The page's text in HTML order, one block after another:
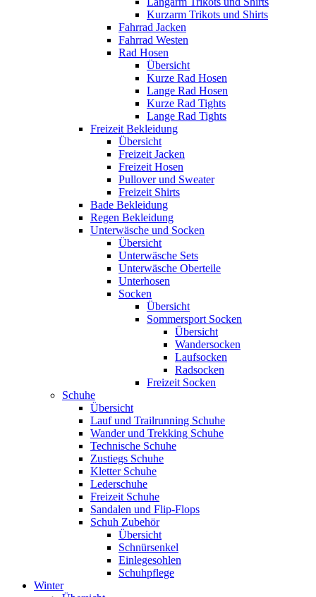
Kurzarm Trikots und Shirts
Fahrrad Jacken
Fahrrad Westen
Rad Hosen
Übersicht
Kurze Rad Hosen
Lange Rad Hosen
Kurze Rad Tights
Lange Rad Tights
Freizeit Bekleidung
Übersicht
Freizeit Jacken
Freizeit Hosen
Pullover und Sweater
Freizeit Shirts
Bade Bekleidung
Regen Bekleidung
Unterwäsche und Socken
Übersicht
Unterwäsche Sets
Unterwäsche Oberteile
Unterhosen
Socken
Übersicht
Sommersport Socken
Übersicht
Wandersocken
Laufsocken
Radsocken
Freizeit Socken
Schuhe
Übersicht
Lauf und Trailrunning Schuhe
Wander und Trekking Schuhe
Technische Schuhe
Zustiegs Schuhe
Kletter Schuhe
Lederschuhe
Freizeit Schuhe
Sandalen und Flip-Flops
Schuh Zubehör
Übersicht
Schnürsenkel
Einlegesohlen
Schuhpflege
Winter